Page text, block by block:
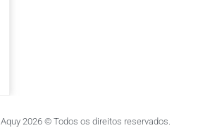
Aquy 2026 © Todos os direitos reservados.